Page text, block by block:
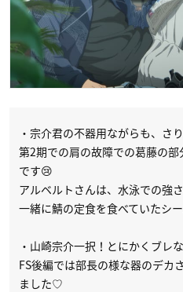
・宗介君の不器用ながらも、さ
第2期での肩の故障での葛藤の
です😢
アルベルトさんは、水泳での強
一緒に鯖の定食を食べていたシ
・山崎宗介一択！とにかくブレ
FS後編では部長の様な器のデカ
ました♡